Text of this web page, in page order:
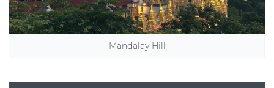
Mandalay Hill